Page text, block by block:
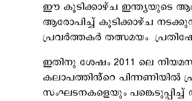
ഈ കൂടിക്കാഴ്ച ഇന്ത്യയുടെ
ആരോപിച്ച് കൂടിക്കാഴ്ച
പ്രവർത്തകർ തത്സമയം
ഇതിനു ശേഷം 2011 ലെ
കലാപത്തിൻ്റെ പിന്നണിയിൽ
സംഘടനകളെയും